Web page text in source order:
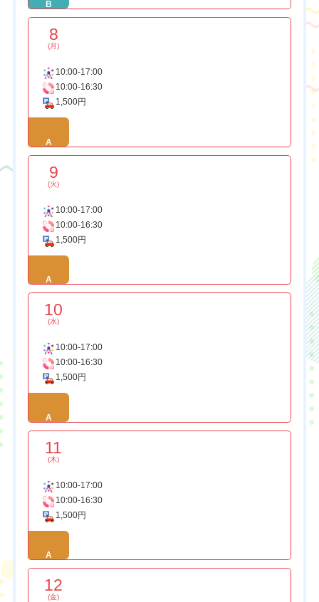
B
8
(月)
10:00-17:00
10:00-16:30
1,500円
A
9
(火)
10:00-17:00
10:00-16:30
1,500円
A
10
(水)
10:00-17:00
10:00-16:30
1,500円
A
11
(木)
10:00-17:00
10:00-16:30
1,500円
A
12
(金)